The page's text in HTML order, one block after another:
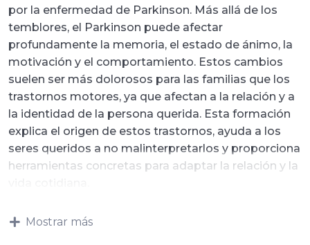
por la enfermedad de Parkinson. Más allá de los
temblores, el Parkinson puede afectar
profundamente la memoria, el estado de ánimo, la
motivación y el comportamiento. Estos cambios
suelen ser más dolorosos para las familias que los
trastornos motores, ya que afectan a la relación y a
la identidad de la persona querida. Esta formación
explica el origen de estos trastornos, ayuda a los
seres queridos a no malinterpretarlos y proporciona
herramientas concretas para adaptar la relación y la
Mostrar más